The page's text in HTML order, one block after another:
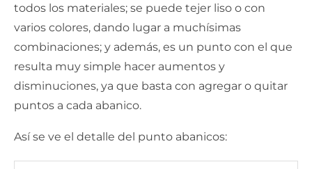
todos los materiales; se puede tejer liso o con
varios colores, dando lugar a muchísimas
combinaciones; y además, es un punto con el que
resulta muy simple hacer aumentos y
disminuciones, ya que basta con agregar o quitar
puntos a cada abanico.
Así se ve el detalle del punto abanicos: